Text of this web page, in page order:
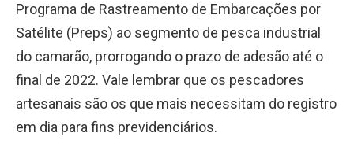
Programa de Rastreamento de Embarcações por
Satélite (Preps) ao segmento de pesca industrial
do camarão, prorrogando o prazo de adesão até o
final de 2022. Vale lembrar que os pescadores
artesanais são os que mais necessitam do registro
em dia para fins previdenciários.